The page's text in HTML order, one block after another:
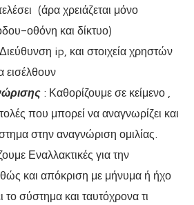
(άρα χρειάζεται μόνο
οθόνη και δίκτυο)
ip, και στοιχεία χρηστών
: Καθορίζουμε σε κείμενο ,
που μπορεί να αναγνωρίζει και
στην αναγνώριση ομιλίας.
Εναλλακτικές για την
και απόκριση με μήνυμα ή ήχο
το σύστημα και ταυτόχρονα τι